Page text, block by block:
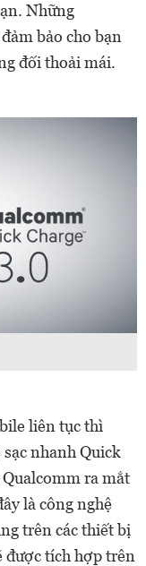
Những
bảo cho bạn
đối thoải mái.
liên tục thì
nhanh Quick
ra mắt
là công nghệ
trên các thiết bị
được tích hợp trên